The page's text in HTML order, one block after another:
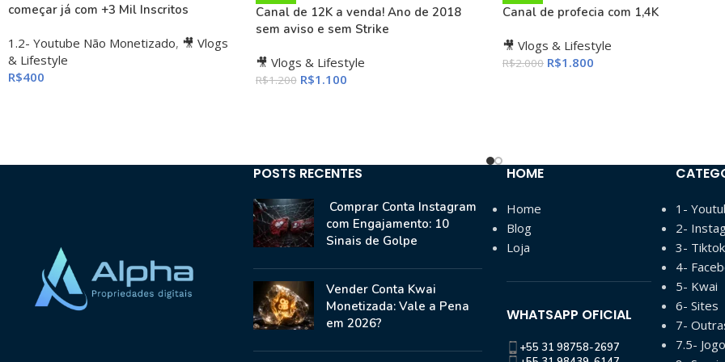
começar já com +3 Mil Inscritos
1.2- Youtube Não Monetizado, 🎥 Vlogs
& Lifestyle
R$400
Canal de 12K a venda! Ano de 2018
sem aviso e sem Strike
🎥 Vlogs & Lifestyle
R$1.200 R$1.100
Canal de profecia com 1,4K
🎥 Vlogs & Lifestyle
R$2.000 R$1.800
POSTS RECENTES
Comprar Conta Instagram
com Engajamento: 10
Sinais de Golpe
Vender Conta Kwai
Monetizada: Vale a Pena
em 2026?
HOME
Home
Blog
Loja
WHATSAPP OFICIAL
+55 31 98758-2697
1-
2-
3- Tiktok
4-
5- Kwai
6- Sites
7-
7.5-